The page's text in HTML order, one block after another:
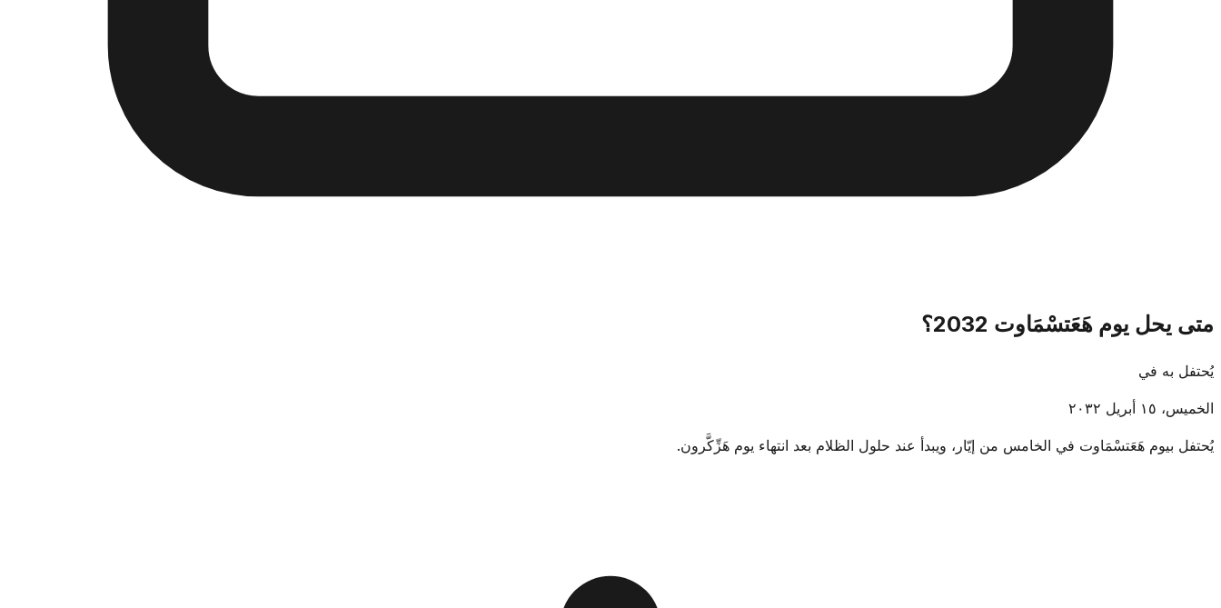
متى يحل يوم هَعَتسْمَاوت 2032؟
يُحتفل به في
الخميس، ١٥ أبريل ٢٠٣٢
يُحتفل بيوم هَعَتسْمَاوت في الخامس من إيّار، ويبدأ عند حلول الظلام بعد انتهاء يوم هَزِّكَّرون.